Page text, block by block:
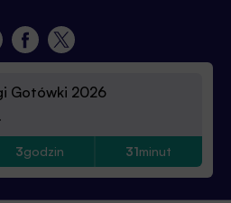
Gotówki 2026
3godzin 31minut